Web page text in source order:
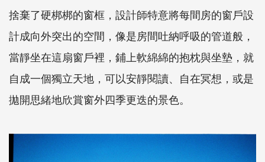
捨棄了硬梆梆的窗框，設計師特意將每間房的窗戶設
計成向外突出的空間，像是房間吐納呼吸的管道般，
當靜坐在這扇窗戶裡，鋪上軟綿綿的抱枕與坐墊，就
自成一個獨立天地，可以安靜閱讀、自在冥想，或是
拋開思緒地欣賞窗外四季更迭的景色。